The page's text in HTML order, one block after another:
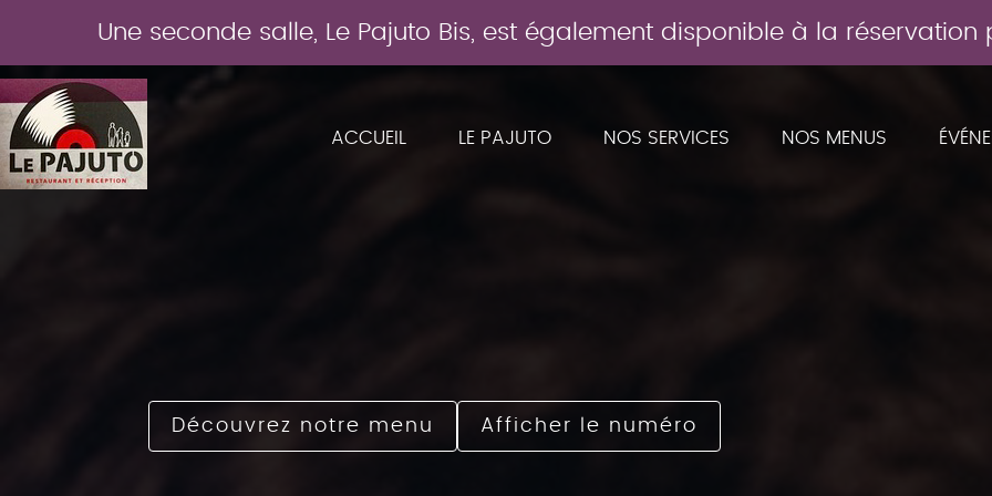
Une seconde salle, Le Pajuto Bis, est également disponible à la réservation
ACCUEIL LE PAJUTO NOS SERVICES NOS MENUS
Découvrez notre menu Afficher le numéro